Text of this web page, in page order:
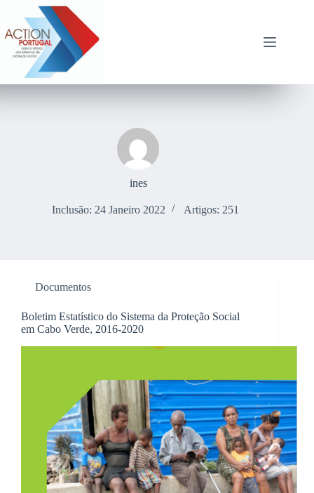
conteúdo
ines
Inclusão: 24 Janeiro 2022 Artigos: 251
Documentos
Boletim Estatístico do Sistema da Proteção Social
em Cabo Verde, 2016-2020